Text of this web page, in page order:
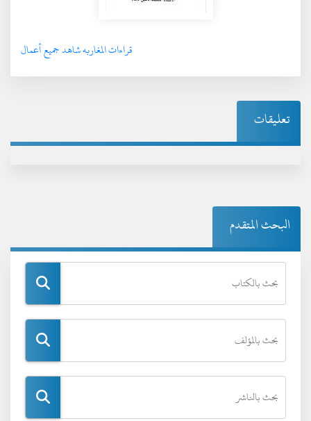
قراءات المغاربه شاهد جميع أعمال
تعليقات
البحث المتقدم